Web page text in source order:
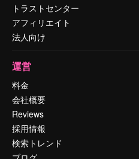
トラストセンター
アフィリエイト
法人向け
運営
料金
会社概要
Reviews
採用情報
検索トレンド